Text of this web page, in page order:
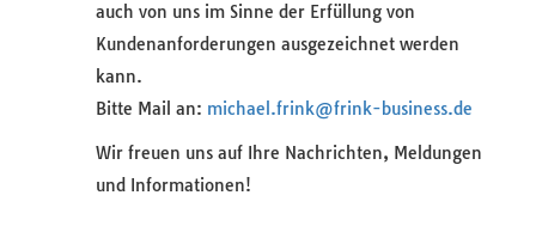
auch von uns im Sinne der Erfüllung von
Kundenanforderungen ausgezeichnet werden
kann.
Bitte Mail an: michael.frink@frink-business.de
Wir freuen uns auf Ihre Nachrichten, Meldungen
und Informationen!